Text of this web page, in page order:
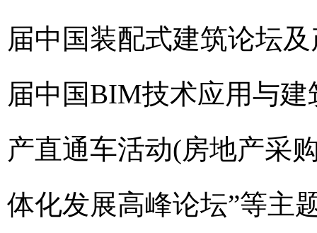
届中国装配式建筑论坛
届中国BIM技术应用与建
产直通车活动(房地产采
体化发展高峰论坛”等主